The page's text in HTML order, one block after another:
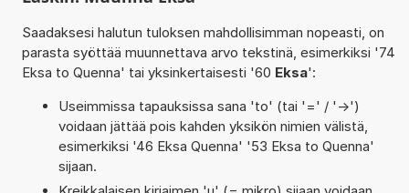
Saadaksesi halutun tuloksen mahdollisimman nopeasti, on
parasta syöttää muunnettava arvo tekstinä, esimerkiksi '74
Eksa to Quenna' tai yksinkertaisesti '60 Eksa':
Useimmissa tapauksissa sana 'to' (tai '=' / '->')
voidaan jättää pois kahden yksikön nimien välistä,
esimerkiksi '46 Eksa Quenna' '53 Eksa to Quenna'
sijaan.